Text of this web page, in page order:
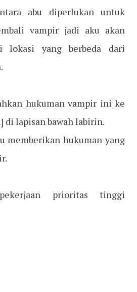
abu diperlukan untuk
vampir jadi aku akan
lokasi yang berbeda dari
hukuman vampir ini ke
di lapisan bawah labirin.
memberikan hukuman yang
prioritas tinggi